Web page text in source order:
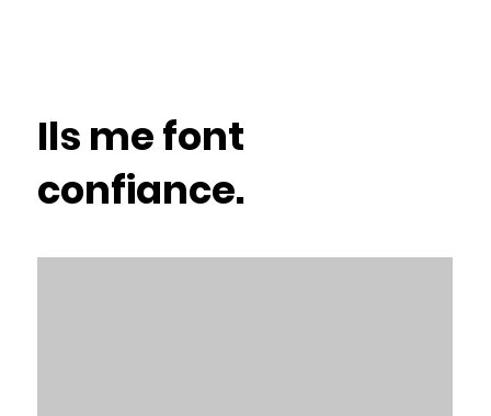
Ils me font
confiance.